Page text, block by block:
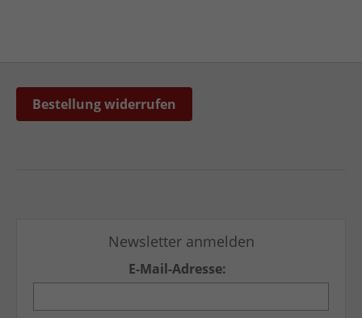
Bestellung widerrufen
Newsletter anmelden
E-Mail-Adresse: